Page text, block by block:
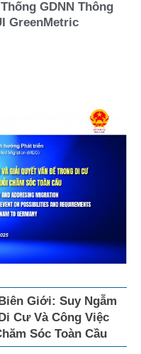
GDNN Thông
GreenMetric
Giới: Suy Ngẫm
Cư Và Công Việc
Sóc Toàn Cầu